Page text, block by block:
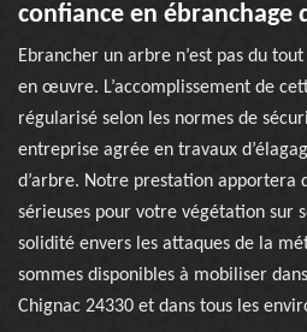
confiance en ébranchage
Ebrancher un arbre n’est pas du
en œuvre. L’accomplissement de
régularisé selon les normes de
entreprise agrée en travaux
d’arbre. Notre prestation apportera
sérieuses pour votre végétation sur
solidité envers les attaques de la
sommes disponibles à mobiliser
Chignac 24330 et dans tous les